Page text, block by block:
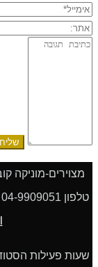
אימייל*
אתר:
תגובה:
טלפון 04-9909051 | סלולרי 052-8327775 | פקס 04-9909243 |